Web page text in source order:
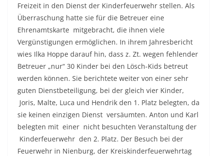
Freizeit in den Dienst der Kinderfeuerwehr stellen. Als
Überraschung hatte sie für die Betreuer eine
Ehrenamtskarte mitgebracht, die ihnen viele
Vergünstigungen ermöglichen. In ihrem Jahresbericht
wies Ilka Hoppe darauf hin, dass z. Zt. wegen fehlender
Betreuer „nur“ 30 Kinder bei den Lösch-Kids betreut
werden können. Sie berichtete weiter von einer sehr
guten Dienstbeteiligung, bei der gleich vier Kinder,
Joris, Malte, Luca und Hendrik den 1. Platz belegten, da
sie keinen einzigen Dienst versäumten. Anton und Karl
belegten mit einer nicht besuchten Veranstaltung der
Kinderfeuerwehr den 2. Platz. Der Besuch bei der
Feuerwehr in Nienburg, der Kreiskinderfeuerwehrtag